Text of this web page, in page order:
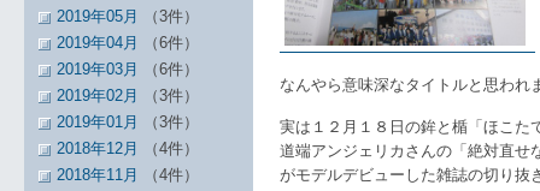
なんやら意味深なタイトルと思われ
実は１２月１８日の鉾と楯「ほこた
道端アンジェリカさんの「絶対直せ
がモデルデビューした雑誌の切り抜
2019年05月
（3件）
2019年04月
（6件）
2019年03月
（6件）
2019年02月
（3件）
2019年01月
（3件）
2018年12月
（4件）
2018年11月
（4件）